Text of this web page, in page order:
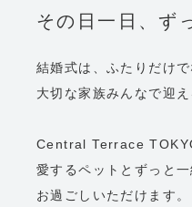
その日一日、ず
結婚式は、ふたりだけで
大切な家族みんなで迎え
Central Terrace
愛するペットとずっと
お過ごしいただけます。